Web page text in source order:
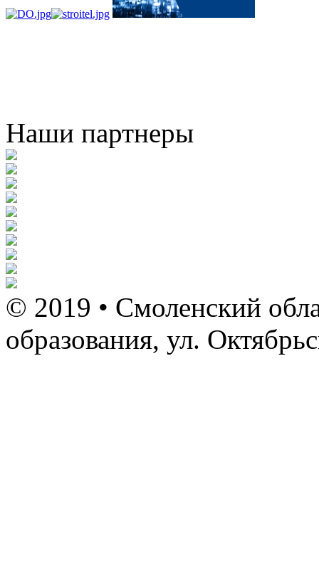
Наши партнеры
© 2019 • Смоленский
образования, ул.